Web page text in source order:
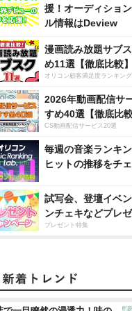
援！オーディショ
ル情報はDeview
漫画読み放題サブ
め11選【徹底比較】
オリコン顧客満足度ランキング
2026年動画配信サ
すめ40選【徹底比較
CS動画配信サービス20選
毎週の音楽ランキン
ヒットの推移をチェ
試写会、登壇イベ
ンチェキなどプレゼ
プレゼント特集